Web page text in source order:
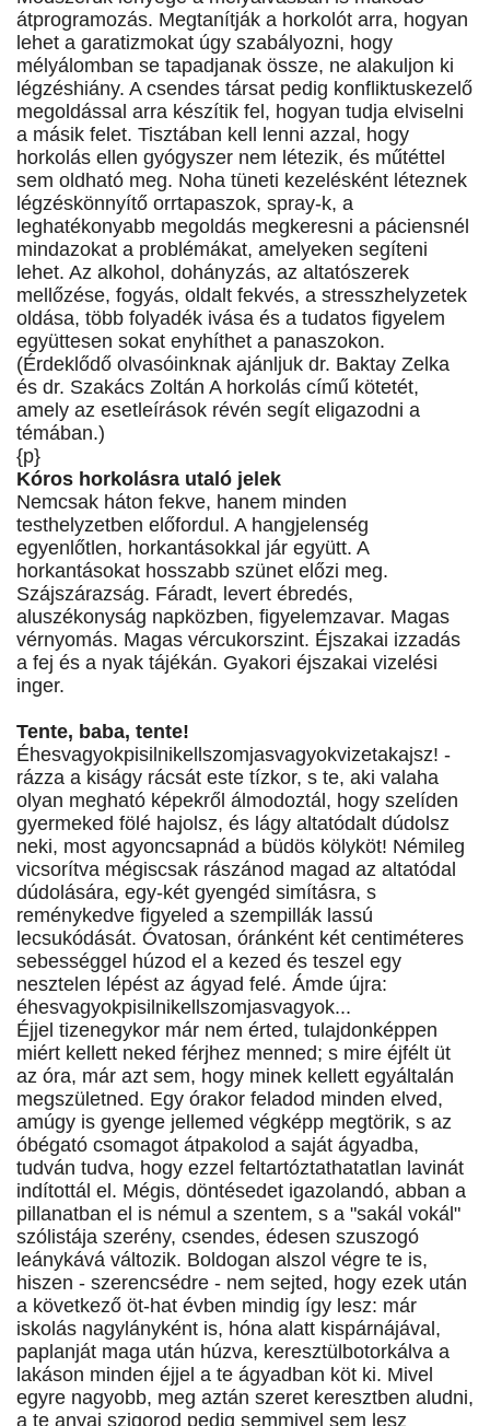
átprogramozás. Megtanítják a horkolót arra, hogyan
lehet a garatizmokat úgy szabályozni, hogy
mélyálomban se tapadjanak össze, ne alakuljon ki
légzéshiány. A csendes társat pedig konfliktuskezelő
megoldással arra készítik fel, hogyan tudja elviselni
a másik felet. Tisztában kell lenni azzal, hogy
horkolás ellen gyógyszer nem létezik, és műtéttel
sem oldható meg. Noha tüneti kezelésként léteznek
légzéskönnyítő orrtapaszok, spray-k, a
leghatékonyabb megoldás megkeresni a páciensnél
mindazokat a problémákat, amelyeken segíteni
lehet. Az alkohol, dohányzás, az altatószerek
mellőzése, fogyás, oldalt fekvés, a stresszhelyzetek
oldása, több folyadék ivása és a tudatos figyelem
együttesen sokat enyhíthet a panaszokon.
(Érdeklődő olvasóinknak ajánljuk dr. Baktay Zelka
és dr. Szakács Zoltán A horkolás című kötetét,
amely az esetleírások révén segít eligazodni a
témában.)
{p}
Kóros horkolásra utaló jelek
Nemcsak háton fekve, hanem minden
testhelyzetben előfordul. A hangjelenség
egyenlőtlen, horkantásokkal jár együtt. A
horkantásokat hosszabb szünet előzi meg.
Szájszárazság. Fáradt, levert ébredés,
aluszékonyság napközben, figyelemzavar. Magas
vérnyomás. Magas vércukorszint. Éjszakai izzadás
a fej és a nyak tájékán. Gyakori éjszakai vizelési
inger.
Tente, baba, tente!
Éhesvagyokpisilnikellszomjasvagyokvizetakajsz! -
rázza a kiságy rácsát este tízkor, s te, aki valaha
olyan megható képekről álmodoztál, hogy szelíden
gyermeked fölé hajolsz, és lágy altatódalt dúdolsz
neki, most agyoncsapnád a büdös kölyköt! Némileg
vicsorítva mégiscsak rászánod magad az altatódal
dúdolására, egy-két gyengéd simításra, s
reménykedve figyeled a szempillák lassú
lecsukódását. Óvatosan, óránként két centiméteres
sebességgel húzod el a kezed és teszel egy
nesztelen lépést az ágyad felé. Ámde újra:
éhesvagyokpisilnikellszomjasvagyok...
Éjjel tizenegykor már nem érted, tulajdonképpen
miért kellett neked férjhez menned; s mire éjfélt üt
az óra, már azt sem, hogy minek kellett egyáltalán
megszületned. Egy órakor feladod minden elved,
amúgy is gyenge jellemed végképp megtörik, s az
óbégató csomagot átpakolod a saját ágyadba,
tudván tudva, hogy ezzel feltartóztathatatlan lavinát
indítottál el. Mégis, döntésedet igazolandó, abban a
pillanatban el is némul a szentem, s a "sakál vokál"
szólistája szerény, csendes, édesen szuszogó
leánykává változik. Boldogan alszol végre te is,
hiszen - szerencsédre - nem sejted, hogy ezek után
a következő öt-hat évben mindig így lesz: már
iskolás nagylányként is, hóna alatt kispárnájával,
paplanját maga után húzva, keresztülbotorkálva a
lakáson minden éjjel a te ágyadban köt ki. Mivel
egyre nagyobb, meg aztán szeret keresztben aludni,
a te anyai szigorod pedig semmivel sem lesz